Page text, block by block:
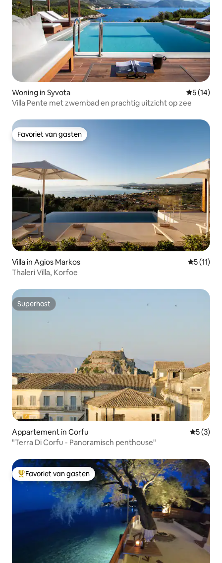
Woning in Syvota
5 (14)
Villa Pente met zwembad en prachtig uitzicht op zee
Favoriet van gasten
Favoriet van gasten
Villa in Agios Markos
5 (11)
Thaleri Villa, Korfoe
Superhost
Superhost
Appartement in Corfu
5 (3)
"Terra Di Corfu - Panoramisch penthouse"
Topfavoriet van gasten
Favoriet van gasten